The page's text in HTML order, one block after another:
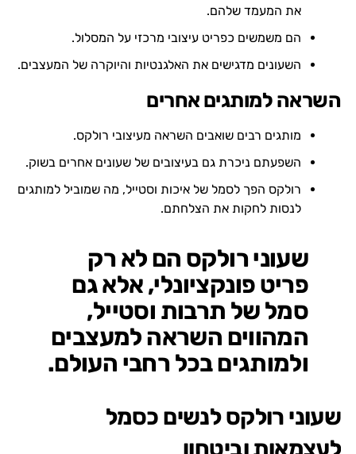
את המעמד שלהם.
הם משמשים כפריט עיצובי מרכזי על המסלול.
השעונים מדגישים את האלגנטיות והיוקרה של המעצבים.
השראה למותגים אחרים
מותגים רבים שואבים השראה מעיצובי רולקס.
השפעתם ניכרת גם בעיצובים של שעונים אחרים בשוק.
רולקס הפך לסמל של איכות וסטייל, מה שמוביל למותגים
לנסות לחקות את הצלחתם.
שעוני רולקס הם לא רק
פריט פונקציונלי, אלא גם
סמל של תרבות וסטייל,
המהווים השראה למעצבים
ולמותגים בכל רחבי העולם.
שעוני רולקס לנשים כסמל
לעצמאות וביטחון